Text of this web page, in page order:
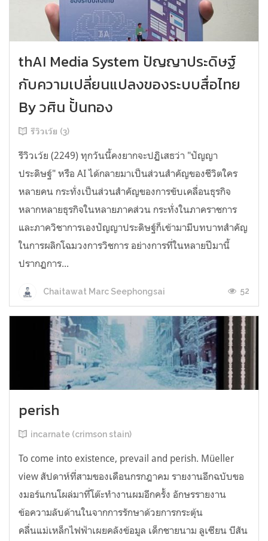
thAI Media System ปัญญาประดิษฐ์
กับความเปลี่ยนแปลงของระบบสื่อไทย
By วศิน ปั้นทอง
รีวิวเว้ย (3)
รีวิวเว้ย (2249) ทุกวันนี้คงยากจะปฏิเสธว่า "ปัญญา
ประดิษฐ์" หรือ AI ได้กลายมาเป็นส่วนสำคัญของชีวิตใคร
หลายคน กระทั่งเป็นส่วนสำคัญของการขับเคลื่อนธุรกิจ
หลากหลายธุรกิจในหลายภาคส่วน กระทั่งในภาคราชการ
และภาควิชาการเองปัญญาประดิษฐ์ก็เข้ามามีบทบาทสำคัญ
ในการผลิกโฉมวงการวิชการ อย่างการที่ในหลายปีมานี้
ปรากฏการ...
Chaitawat Marc Seephongsai 52
perish
incarnate (crimson stain)
To come into existence, prevail and perish. Müeller
view สัปดาห์ที่สามของเดือนกรกฎาคม รายงานอีกฉบับขอ
งมอร์แกนโผล่มาที่โต๊ะทำงานผมอีกครั้ง อักษรรายงาน
ข้อความลับด้านในจากการรักษาด้วยการกระตุ้น
คลื่นแม่เหล็กไฟฟ้าเผยคลังข้อมูล เด็กชายนาม ลูเซียน บีสัน